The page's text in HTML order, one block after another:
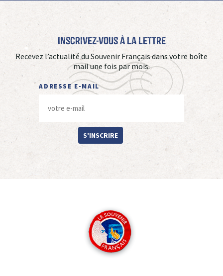
Inscrivez-vous à La Lettre
Recevez l’actualité du Souvenir Français dans votre boîte
mail une fois par mois.
ADRESSE E-MAIL
S'INSCRIRE